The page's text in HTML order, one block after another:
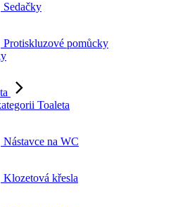
Sedačky
Protiskluzové pomůcky
Toaleta
Nástavce na WC
Klozetová křesla